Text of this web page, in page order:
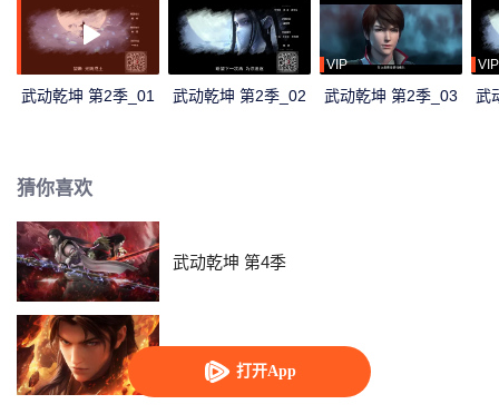
打开App
武动乾坤 第2季_01 武动乾坤 第2季_02
VIP
武动乾坤 第2季_03
VIP
武
猜你喜欢
武动乾坤 第4季